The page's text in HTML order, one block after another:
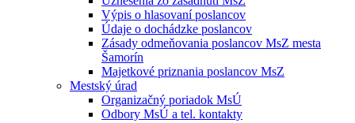
Výpis o hlasovaní poslancov
Údaje o dochádzke poslancov
Zásady odmeňovania poslancov MsZ mesta
Šamorín
Majetkové priznania poslancov MsZ
Mestský úrad
Organizačný poriadok MsÚ
Odbory MsÚ a tel. kontakty